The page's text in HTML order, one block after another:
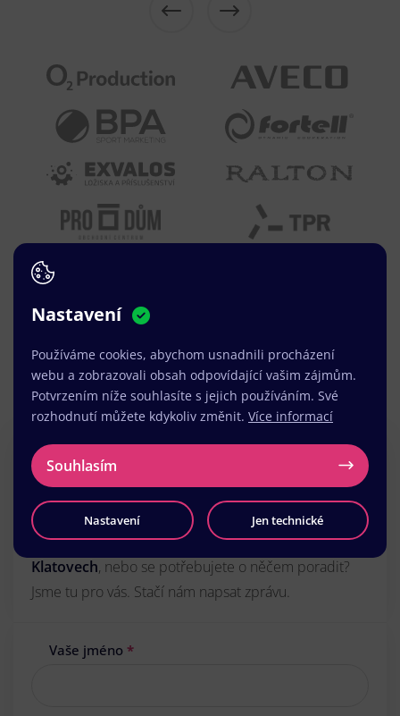
Potřebujete
tisk letáků
v Klatovech?
Zajímá vás předběžná cena za tiskakčních letákův
Klatovech, nebo se potřebujete o něčem poradit?
Jsme tu pro vás. Stačí nám napsat zprávu.
Vaše jméno *
Nastavení
Používáme cookies, abychom usnadnili procházení
webu a zobrazovali obsah odpovídající vašim zájmům.
Potvrzením níže souhlasíte s jejich používáním. Své
rozhodnutí můžete kdykoliv změnit. Více informací
Souhlasím
Nastavení Jen technické